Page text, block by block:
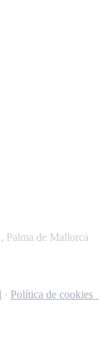
Palma de Mallorca
· Política de cookies